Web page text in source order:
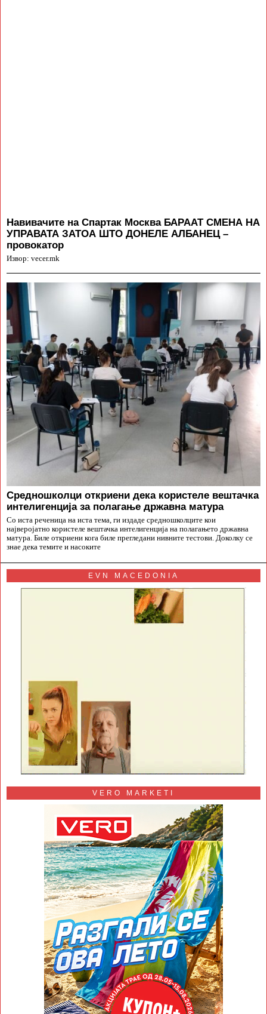
Навивачите на Спартак Москва БАРААТ СМЕНА НА
УПРАВАТА ЗАТОА ШТО ДОНЕЛЕ АЛБАНЕЦ –
провокатор
Извор: vecer.mk
Средношколци откриени дека користеле вештачка
интелигенција за полагање државна матура
Со иста реченица на иста тема, ги издаде средношколците кои
најверојатно користеле вештачка интелигенција на полагањето државна
матура. Биле откриени кога биле прегледани нивните тестови. Доколку се
знае дека темите и насоките
EVN MACEDONIA
VERO MARKETI